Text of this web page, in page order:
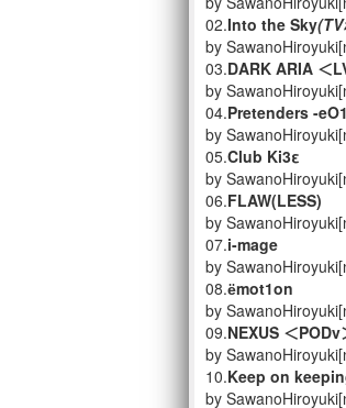
02.Into the Sky
by
03.DARK ARIA ＜
by
04.Pretenders -
by
05.Club Ki3ε
by
06.FLAW(LESS)
by
07.i-mage
by
08.ёmot1on
by
09.NEXUS ＜PODv
by
10.Keep on
by